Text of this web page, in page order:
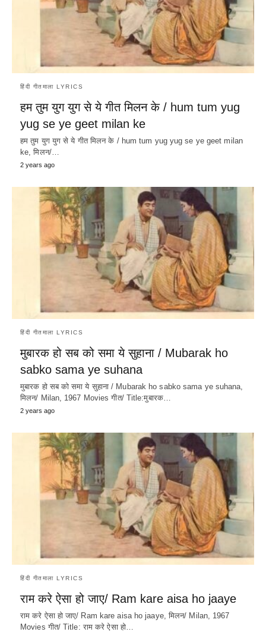
हिंदी गीतमाला LYRICS
हम तुम युग युग से ये गीत मिलन के / hum tum yug
yug se ye geet milan ke
हम तुम युग युग से ये गीत मिलन के / hum tum yug yug se ye geet milan
ke, मिलन/…
2 years ago
हिंदी गीतमाला LYRICS
मुबारक हो सब को समा ये सुहाना / Mubarak ho
sabko sama ye suhana
मुबारक हो सब को समा ये सुहाना / Mubarak ho sabko sama ye suhana,
मिलन/ Milan, 1967 Movies गीत/ Title:मुबारक…
2 years ago
हिंदी गीतमाला LYRICS
राम करे ऐसा हो जाए/ Ram kare aisa ho jaaye
राम करे ऐसा हो जाए/ Ram kare aisa ho jaaye, मिलन/ Milan, 1967
Movies गीत/ Title: राम करे ऐसा हो…